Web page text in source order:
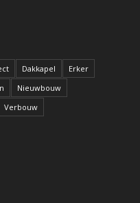
Dakkapel
Erker
Nieuwbouw
Verbouw